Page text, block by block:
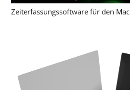
Zeiterfassungssoftware für den Mac